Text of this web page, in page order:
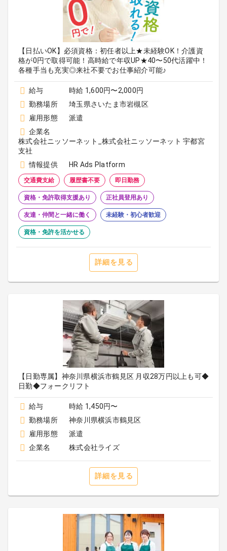
【日払いOK】必須資格：初任者以上★未経験OK！介護資
格が0円で取得可能！高時給で年収UP★40〜50代活躍中！
各種手当も充実◎来社不要でお仕事紹介可能♪
給与
時給 1,600円〜2,000円
勤務場所
埼玉県さいたま市岩槻区
雇用形態
派遣
企業名
株式会社ニッソーネット_株式会社ニッソーネット 宇都宮
支社
情報提供
HR Ads Platform
交通費支給 履歴書不要 即日勤務
資格・免許取得支援あり 正社員登用あり
友達・仲間と一緒に働く 未経験・初心者歓迎
資格・免許を活かせる
詳細を見る
【日勤専属】神奈川県横浜市鶴見区 月収28万円以上も可◆
日勤◆フォークリフト
給与
時給 1,450円〜
勤務場所
神奈川県横浜市鶴見区
雇用形態
派遣
企業名
株式会社ライズ
詳細を見る